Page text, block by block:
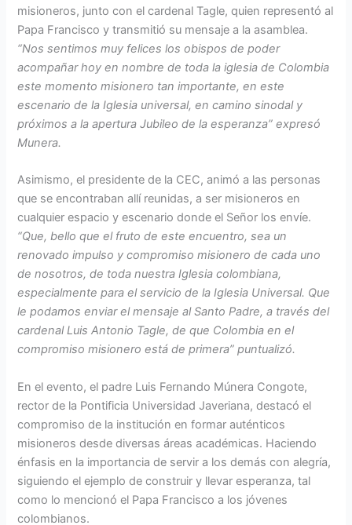
misioneros, junto con el cardenal Tagle, quien representó al
Papa Francisco y transmitió su mensaje a la asamblea.
“Nos sentimos muy felices los obispos de poder
acompañar hoy en nombre de toda la iglesia de Colombia
este momento misionero tan importante, en este
escenario de la Iglesia universal, en camino sinodal y
próximos a la apertura Jubileo de la esperanza” expresó
Munera.
Asimismo, el presidente de la CEC, animó a las personas
que se encontraban allí reunidas, a ser misioneros en
cualquier espacio y escenario donde el Señor los envíe.
“Que, bello que el fruto de este encuentro, sea un
renovado impulso y compromiso misionero de cada uno
de nosotros, de toda nuestra Iglesia colombiana,
especialmente para el servicio de la Iglesia Universal. Que
le podamos enviar el mensaje al Santo Padre, a través del
cardenal Luis Antonio Tagle, de que Colombia en el
compromiso misionero está de primera” puntualizó.
En el evento, el padre Luis Fernando Múnera Congote,
rector de la Pontificia Universidad Javeriana, destacó el
compromiso de la institución en formar auténticos
misioneros desde diversas áreas académicas. Haciendo
énfasis en la importancia de servir a los demás con alegría,
siguiendo el ejemplo de construir y llevar esperanza, tal
como lo mencionó el Papa Francisco a los jóvenes
colombianos.